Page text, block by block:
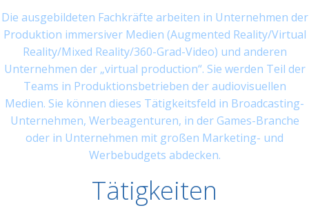
Die ausgebildeten Fachkräfte arbeiten in Unternehmen der
Produktion immersiver Medien (Augmented Reality/Virtual
Reality/Mixed Reality/360-Grad-Video) und anderen
Unternehmen der „virtual production“. Sie werden Teil der
Teams in Produktionsbetrieben der audiovisuellen
Medien. Sie können dieses Tätigkeitsfeld in Broadcasting-
Unternehmen, Werbeagenturen, in der Games-Branche
oder in Unternehmen mit großen Marketing- und
Werbebudgets abdecken.
Tätigkeiten